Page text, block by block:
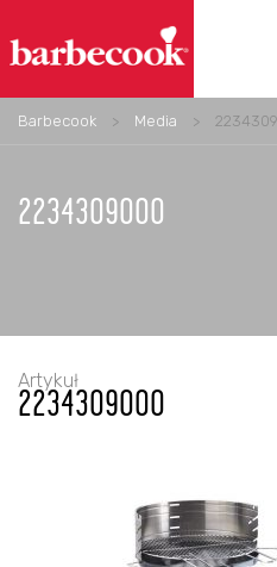
Barbecook > Media >
2234309000
Artykuł
2234309000